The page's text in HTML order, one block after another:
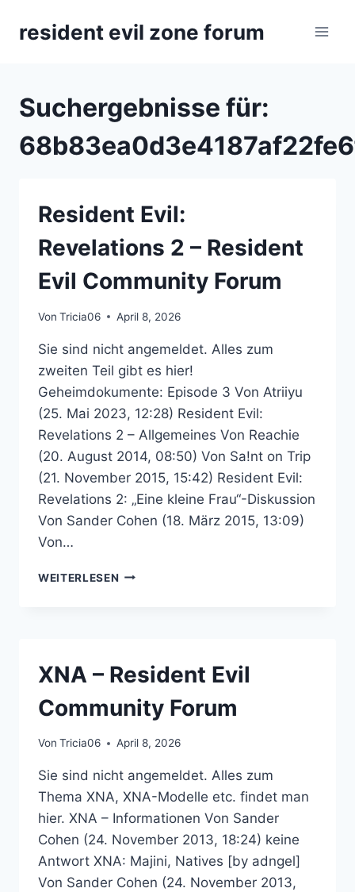
Inhaltresident evil zone forum
Suchergebnisse für:
Resident Evil:
Revelations 2 – Resident
Evil Community Forum
Von Tricia06 April 8, 2026
Sie sind nicht angemeldet. Alles zum
zweiten Teil gibt es hier!
Geheimdokumente: Episode 3 Von Atriiyu
(25. Mai 2023, 12:28) Resident Evil:
Revelations 2 – Allgemeines Von Reachie
(20. August 2014, 08:50) Von Sa!nt on Trip
(21. November 2015, 15:42) Resident Evil:
Revelations 2: „Eine kleine Frau“-Diskussion
Von Sander Cohen (18. März 2015, 13:09)
Von…
WEITERLESEN RESIDENT
EVIL
FORUM
XNA – Resident Evil
Community Forum
Von Tricia06 April 8, 2026
Sie sind nicht angemeldet. Alles zum
Thema XNA, XNA-Modelle etc. findet man
hier. XNA – Informationen Von Sander
Cohen (24. November 2013, 18:24) keine
Antwort XNA: Majini, Natives [by adngel]
Von Sander Cohen (24. November 2013,